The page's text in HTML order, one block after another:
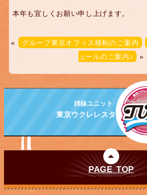
本年も宜しくお願い申し上げます。
« グループ東京オフィス移転のご案内
ュールのご案内♪
»
姉妹ユニット
東京ウクレレスターズ
PAGE TOP